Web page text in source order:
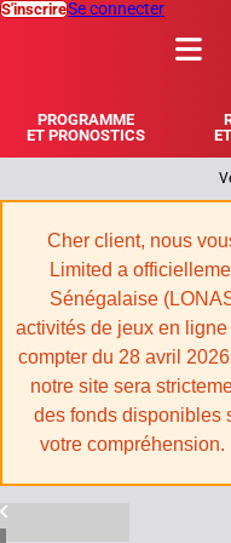
PROGRAMME
ET PRONOSTICS
S'inscrireSe connecter
Cher client, nous
Limited a
Sénégalaise
activités de jeux en
compter du 28 avril
notre site sera
des fonds disponibles
votre compréhension.